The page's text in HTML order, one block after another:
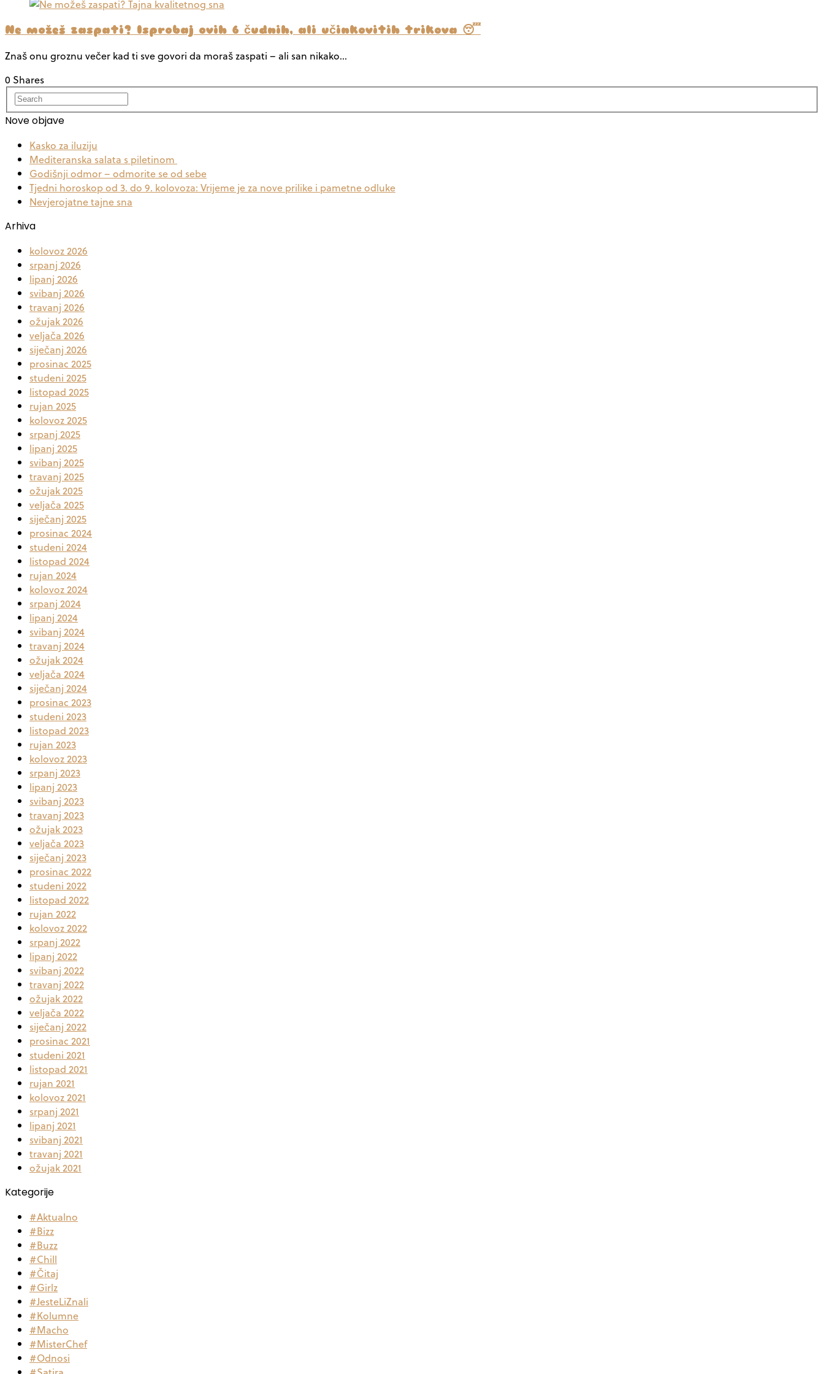
Ne možeš zaspati? Isprobaj ovih 6 čudnih, ali učinkovitih trikova 😴
Znaš onu groznu večer kad ti sve govori da moraš zaspati – ali san nikako…
0 Shares
Nove objave
Kasko za iluziju
Mediteranska salata s piletinom
Godišnji odmor – odmorite se od sebe
Tjedni horoskop od 3. do 9. kolovoza: Vrijeme je za nove prilike i pametne odluke
Nevjerojatne tajne sna
Arhiva
kolovoz 2026
srpanj 2026
lipanj 2026
svibanj 2026
travanj 2026
ožujak 2026
veljača 2026
siječanj 2026
prosinac 2025
studeni 2025
listopad 2025
rujan 2025
kolovoz 2025
srpanj 2025
lipanj 2025
svibanj 2025
travanj 2025
ožujak 2025
veljača 2025
siječanj 2025
prosinac 2024
studeni 2024
listopad 2024
rujan 2024
kolovoz 2024
srpanj 2024
lipanj 2024
svibanj 2024
travanj 2024
ožujak 2024
veljača 2024
siječanj 2024
prosinac 2023
studeni 2023
listopad 2023
rujan 2023
kolovoz 2023
srpanj 2023
lipanj 2023
svibanj 2023
travanj 2023
ožujak 2023
veljača 2023
siječanj 2023
prosinac 2022
studeni 2022
listopad 2022
rujan 2022
kolovoz 2022
srpanj 2022
lipanj 2022
svibanj 2022
travanj 2022
ožujak 2022
veljača 2022
siječanj 2022
prosinac 2021
studeni 2021
listopad 2021
rujan 2021
kolovoz 2021
srpanj 2021
lipanj 2021
svibanj 2021
travanj 2021
ožujak 2021
Kategorije
#Aktualno
#Bizz
#Buzz
#Chill
#Čitaj
#Girlz
#JesteLiZnali
#Kolumne
#Macho
#MisterChef
#Odnosi